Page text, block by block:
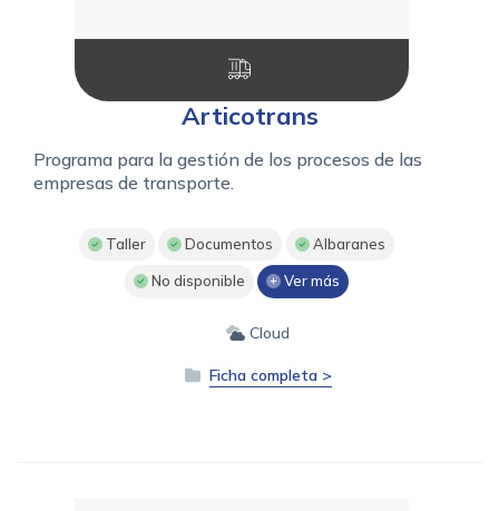
Articotrans
Programa para la gestión de los procesos de las
empresas de transporte.
Taller Documentos Albaranes
No disponible Ver más
Cloud
Ficha completa >